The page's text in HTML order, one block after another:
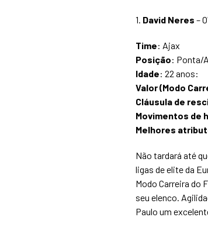
1. David Neres –
Time: Ajax
Posição: Ponta/
Idade: 22 anos:
Valor (Modo
Cláusula de
Movimentos de
Melhores
Não tardará até
ligas de elite da
Modo Carreira do
seu elenco.
Paulo um